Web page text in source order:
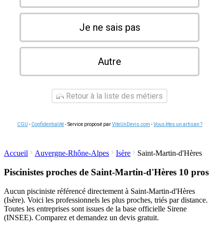
Je ne sais pas
Autre
Retour à la liste des métiers
CGU - Confidentialité- Service proposé parViteUnDevis.com -Vous êtes un artisan ?
Accueil Auvergne-Rhône-Alpes Isère Saint-Martin-d'Hères
Piscinistes proches de Saint-Martin-d'Hères 10 pros
Aucun pisciniste référencé directement à Saint-Martin-d'Hères
(Isère). Voici les professionnels les plus proches, triés par distance.
Toutes les entreprises sont issues de la base officielle Sirene
(INSEE). Comparez et demandez un devis gratuit.